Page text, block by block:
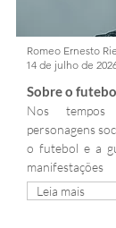
Romeo Ernesto
14 de julho de
Sobre o
Nos
personagens
o futebol e a
manifestações
entre o
pelo
Leia mais